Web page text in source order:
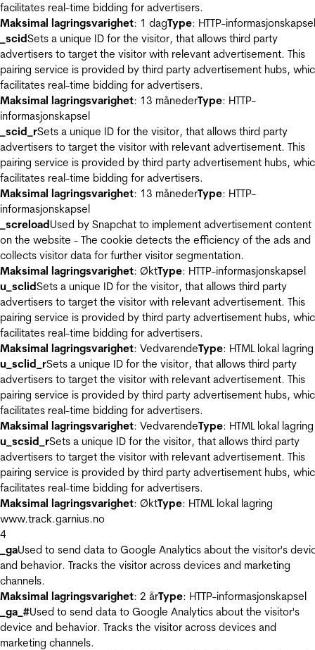
facilitates real-time bidding for advertisers.
Maksimal lagringsvarighet: 1 dagType: HTTP-informasjonskapsel
_scidSets a unique ID for the visitor, that allows third party
advertisers to target the visitor with relevant advertisement. This
pairing service is provided by third party advertisement hubs,
facilitates real-time bidding for advertisers.
Maksimal lagringsvarighet: 13 månederType: HTTP-
informasjonskapsel
_scid_rSets a unique ID for the visitor, that allows third party
advertisers to target the visitor with relevant advertisement. This
pairing service is provided by third party advertisement hubs,
facilitates real-time bidding for advertisers.
Maksimal lagringsvarighet: 13 månederType: HTTP-
informasjonskapsel
_screloadUsed by Snapchat to implement advertisement content
on the website - The cookie detects the efficiency of the ads and
collects visitor data for further visitor segmentation.
Maksimal lagringsvarighet: ØktType: HTTP-informasjonskapsel
u_sclidSets a unique ID for the visitor, that allows third party
advertisers to target the visitor with relevant advertisement. This
pairing service is provided by third party advertisement hubs,
facilitates real-time bidding for advertisers.
Maksimal lagringsvarighet: VedvarendeType: HTML lokal lagring
u_sclid_rSets a unique ID for the visitor, that allows third party
advertisers to target the visitor with relevant advertisement. This
pairing service is provided by third party advertisement hubs,
facilitates real-time bidding for advertisers.
Maksimal lagringsvarighet: VedvarendeType: HTML lokal lagring
u_scsid_rSets a unique ID for the visitor, that allows third party
advertisers to target the visitor with relevant advertisement. This
pairing service is provided by third party advertisement hubs,
facilitates real-time bidding for advertisers.
Maksimal lagringsvarighet: ØktType: HTML lokal lagring
www.track.garnius.no
4
_gaUsed to send data to Google Analytics about the visitor's
and behavior. Tracks the visitor across devices and marketing
channels.
Maksimal lagringsvarighet: 2 årType: HTTP-informasjonskapsel
_ga_#Used to send data to Google Analytics about the visitor's
device and behavior. Tracks the visitor across devices and
marketing channels.